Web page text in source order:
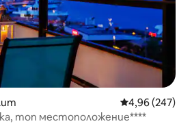
Средна
4,96 (247)
топ местоположение****